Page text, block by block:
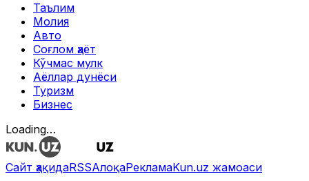
Таълим
Молия
Авто
Соғлом ҳаёт
Кўчмас мулк
Аёллар дунёси
Туризм
Бизнес
Loading…
Сайт ҳақидаRSSАлоқаРекламаKun.uz жамоаси